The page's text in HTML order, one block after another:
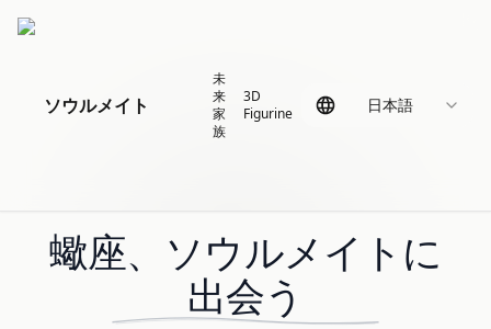
ソウルメイト
未
来
家
族
3D
Figurine
日本語
蠍座、ソウルメイトに
出会う